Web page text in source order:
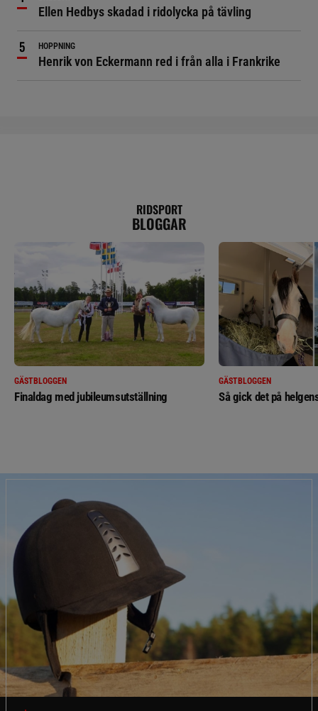
Ellen Hedbys skadad i ridolycka på tävling
HOPPNING
Henrik von Eckermann red i från alla i Frankrike
RIDSPORT
BLOGGAR
GÄSTBLOGGEN
Finaldag med jubileumsutställning
GÄSTBLOGGEN
Så gick det på